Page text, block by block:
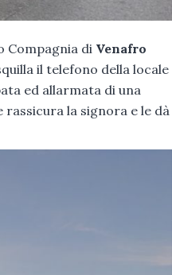
Compagnia di Venafro
il telefono della locale
ed allarmata di una
rassicura la signora e le dà